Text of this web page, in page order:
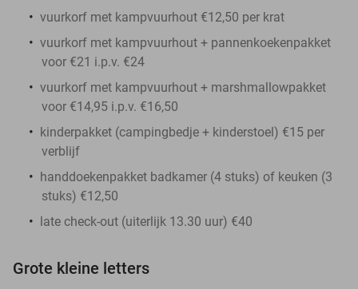
vuurkorf met kampvuurhout €12,50 per krat
vuurkorf met kampvuurhout + pannenkoekenpakket
voor €21 i.p.v. €24
vuurkorf met kampvuurhout + marshmallowpakket
voor €14,95 i.p.v. €16,50
kinderpakket (campingbedje + kinderstoel) €15 per
verblijf
handdoekenpakket badkamer (4 stuks) of keuken (3
stuks) €12,50
late check-out (uiterlijk 13.30 uur) €40
Grote kleine letters